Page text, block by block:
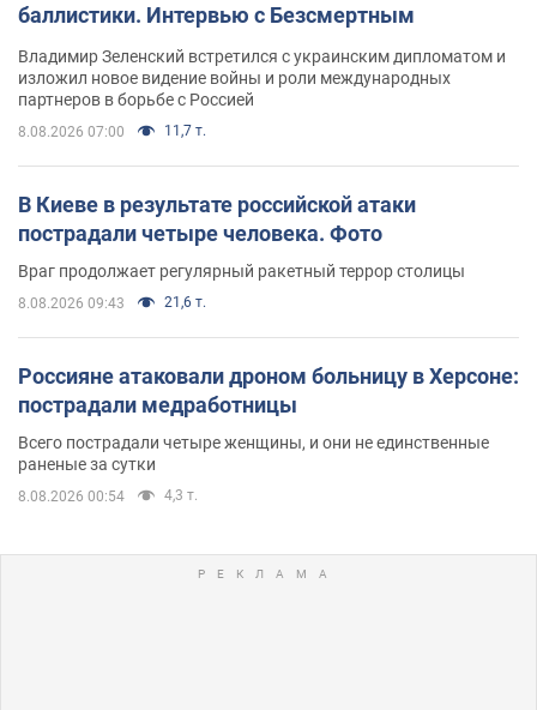
баллистики. Интервью с Безсмертным
Владимир Зеленский встретился с украинским дипломатом и
изложил новое видение войны и роли международных
партнеров в борьбе с Россией
8.08.2026 07:00 11,7 т.
В Киеве в результате российской атаки
пострадали четыре человека. Фото
Враг продолжает регулярный ракетный террор столицы
8.08.2026 09:43 21,6 т.
Россияне атаковали дроном больницу в Херсоне:
пострадали медработницы
Всего пострадали четыре женщины, и они не единственные
раненые за сутки
8.08.2026 00:54 4,3 т.